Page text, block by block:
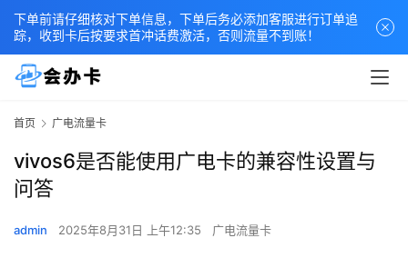
首页 广电流量卡
vivos6是否能使用广电卡的兼容性设置与
问答
admin 2025年8月31日 上午12:35 广电流量卡
下单前请仔细核对下单信息，下单后务必添加客服进行订单追
踪，收到卡后按要求首冲话费激活，否则流量不到账！